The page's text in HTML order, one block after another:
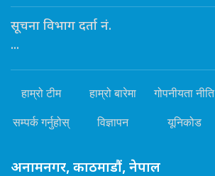
सूचना विभाग दर्ता नं.
...
हाम्रो टीम हाम्रो बारेमा गोपनीयता नीति
सम्पर्क गर्नुहोस् विज्ञापन यूनिकोड
अनामनगर, काठमाडौं, नेपाल